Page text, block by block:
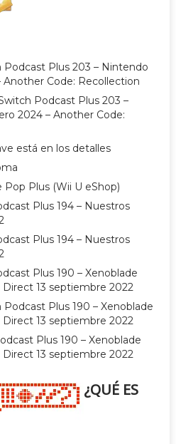
Podcast Plus 203 – Nintendo
Another Code: Recollection
Podcast Plus 203 –
2024 – Another Code:
está en los detalles
Pop Plus (Wii U eShop)
Plus 194 – Nuestros
Plus 194 – Nuestros
Plus 190 – Xenoblade
13 septiembre 2022
Podcast Plus 190 – Xenoblade
13 septiembre 2022
Plus 190 – Xenoblade
13 septiembre 2022
¿QUÉ ES